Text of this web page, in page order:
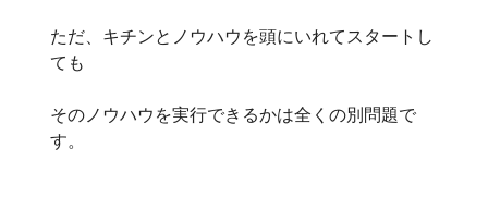
ただ、キチンとノウハウを頭にいれてスタートし
ても
そのノウハウを実行できるかは全くの別問題で
す。